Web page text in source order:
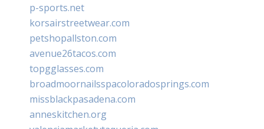
p-sports.net
korsairstreetwear.com
petshopallston.com
avenue26tacos.com
topgglasses.com
broadmoornailsspacoloradosprings.com
missblackpasadena.com
anneskitchen.org